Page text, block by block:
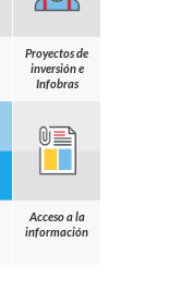
Proyectos de
inversión e
Infobras
Acceso a la
información